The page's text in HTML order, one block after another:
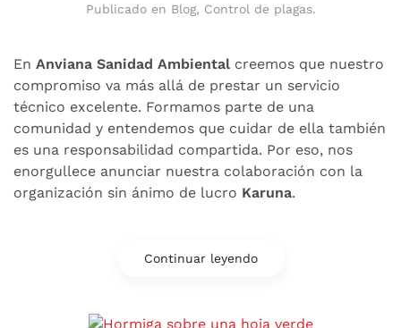
Publicado en Blog, Control de plagas.
En Anviana Sanidad Ambiental creemos que nuestro
compromiso va más allá de prestar un servicio
técnico excelente. Formamos parte de una
comunidad y entendemos que cuidar de ella también
es una responsabilidad compartida. Por eso, nos
enorgullece anunciar nuestra colaboración con la
organización sin ánimo de lucro Karuna.
Continuar leyendo